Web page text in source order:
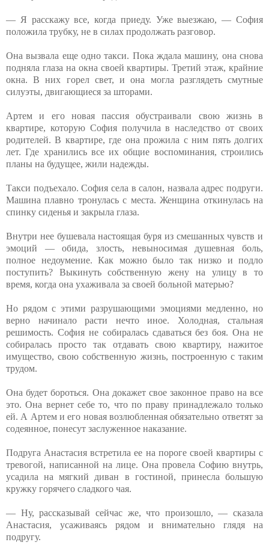
— Я расскажу все, когда приеду. Уже выезжаю, — София
положила трубку, не в силах продолжать разговор.
Она вызвала еще одно такси. Пока ждала машину, она снова
подняла глаза на окна своей квартиры. Третий этаж, крайние
окна. В них горел свет, и она могла разглядеть смутные
силуэты, двигающиеся за шторами.
Артем и его новая пассия обустраивали свою жизнь в
квартире, которую София получила в наследство от своих
родителей. В квартире, где она прожила с ним пять долгих
лет. Где хранились все их общие воспоминания, строились
планы на будущее, жили надежды.
Такси подъехало. София села в салон, назвала адрес подруги.
Машина плавно тронулась с места. Женщина откинулась на
спинку сиденья и закрыла глаза.
Внутри нее бушевала настоящая буря из смешанных чувств и
эмоций — обида, злость, невыносимая душевная боль,
полное недоумение. Как можно было так низко и подло
поступить? Выкинуть собственную жену на улицу в то
время, когда она ухаживала за своей больной матерью?
Но рядом с этими разрушающими эмоциями медленно, но
верно начинало расти нечто иное. Холодная, стальная
решимость. София не собиралась сдаваться без боя. Она не
собиралась просто так отдавать свою квартиру, нажитое
имущество, свою собственную жизнь, построенную с таким
трудом.
Она будет бороться. Она докажет свое законное право на все
это. Она вернет себе то, что по праву принадлежало только
ей. А Артем и его новая возлюбленная обязательно ответят за
содеянное, понесут заслуженное наказание.
Подруга Анастасия встретила ее на пороге своей квартиры с
тревогой, написанной на лице. Она провела Софию внутрь,
усадила на мягкий диван в гостиной, принесла большую
кружку горячего сладкого чая.
— Ну, рассказывай сейчас же, что произошло, — сказала
Анастасия, усаживаясь рядом и внимательно глядя на
подругу.